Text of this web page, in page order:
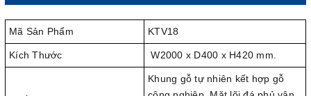
Mã Sản Phẩm KTV18
Kích Thước W2000 x D400 x H420 mm.
Khung gỗ tự nhiên kết hợp gỗ